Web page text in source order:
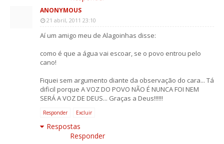
ANONYMOUS
21 abril, 2011 23:10
Aí um amigo meu de Alagoinhas disse:
como é que a água vai escoar, se o povo entrou pelo
cano!
Fiquei sem argumento diante da observação do cara... Tá
dificil porque A VOZ DO POVO NÃO É NUNCA FOI NEM
SERÁ A VOZ DE DEUS... Graças a Deus!!!!!!
Responder Excluir
Respostas
Responder